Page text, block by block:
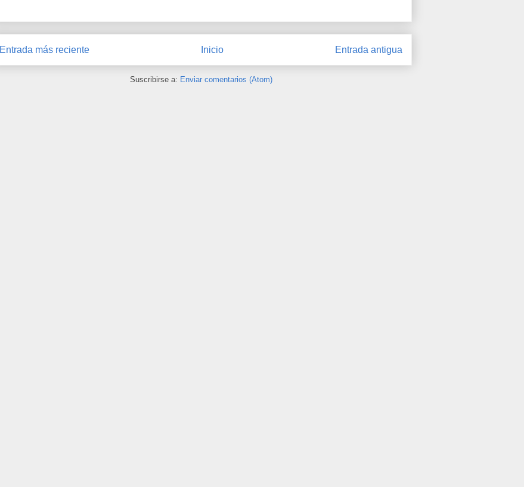
Entrada más reciente Entrada antigua
Inicio
Suscribirse a: Enviar comentarios (Atom)